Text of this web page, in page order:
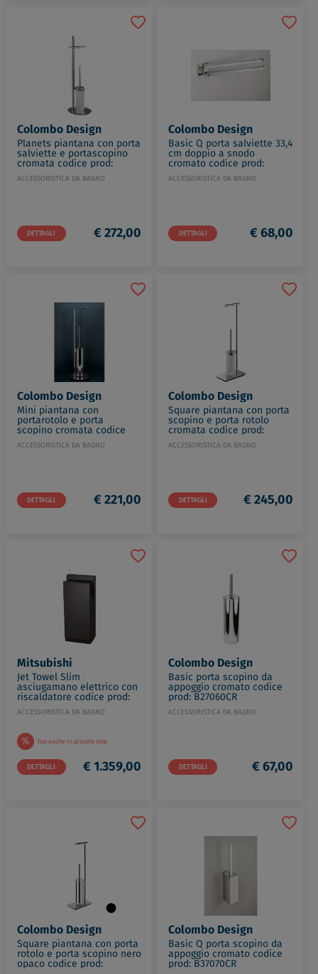
Colombo Design
Planets piantana con porta
salviette e portascopino
cromata codice prod:
B98160CR
ACCESSORISTICA DA BAGNO
DETTAGLI € 272,00
Colombo Design
Basic Q porta salviette 33,4
cm doppio a snodo
cromato codice prod:
B37120CR
ACCESSORISTICA DA BAGNO
DETTAGLI € 68,00
Colombo Design
Mini piantana con
portarotolo e porta
scopino cromata codice
prod: B40180CR
ACCESSORISTICA DA BAGNO
DETTAGLI € 221,00
Colombo Design
Square piantana con porta
scopino e porta rotolo
cromata codice prod:
B99040CR
ACCESSORISTICA DA BAGNO
DETTAGLI € 245,00
Mitsubishi
Jet Towel Slim
asciugamano elettrico con
riscaldatore codice prod:
JT-SB216JSH2-H-NE
ACCESSORISTICA DA BAGNO
% Tuo anche in piccole rate
DETTAGLI € 1.359,00
Colombo Design
Basic porta scopino da
appoggio cromato codice
prod: B27060CR
ACCESSORISTICA DA BAGNO
DETTAGLI € 67,00
Colombo Design
Square piantana con porta
rotolo e porta scopino nero
opaco codice prod:
Colombo Design
Basic Q porta scopino da
appoggio cromato codice
prod: B37070CR